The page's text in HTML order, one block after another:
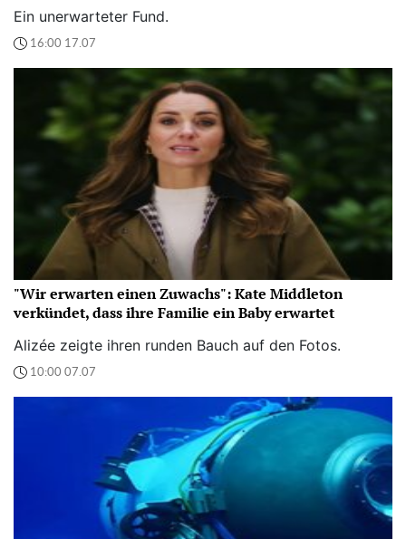
Ein unerwarteter Fund.
16:00 17.07
"Wir erwarten einen Zuwachs": Kate Middleton
verkündet, dass ihre Familie ein Baby erwartet
Alizée zeigte ihren runden Bauch auf den Fotos.
10:00 07.07